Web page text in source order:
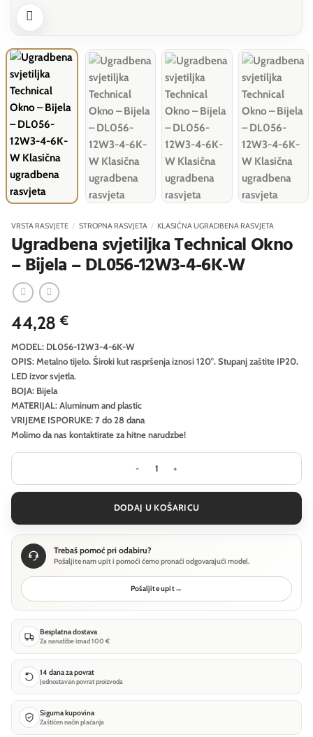
VRSTA RASVJETE / STROPNA RASVJETA / KLASIČNA UGRADBENA RASVJETA
Ugradbena svjetiljka Technical Okno
– Bijela – DL056-12W3-4-6K-W
44,28 €
MODEL: DL056-12W3-4-6K-W
OPIS: Metalno tijelo. Široki kut raspršenja iznosi 120°. Stupanj zaštite IP20.
LED izvor svjetla.
BOJA: Bijela
MATERIJAL: Aluminum and plastic
VRIJEME ISPORUKE: 7 do 28 dana
Molimo da nas kontaktirate za hitne narudzbe!
Ugradbena svjetiljka Technical
DODAJ U KOŠARICU
Trebaš pomoć pri odabiru?
Pošaljite nam upit i pomoći ćemo pronaći odgovarajući model.
Pošaljite upit→
Besplatna dostava
Za narudžbe iznad 100 €
14 dana za povrat
Jednostavan povrat proizvoda
Sigurna kupovina
Zaštićen način plaćanja